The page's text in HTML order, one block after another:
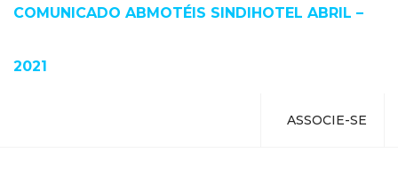
COMUNICADO ABMOTÉIS SINDIHOTEL ABRIL –
2021
ASSOCIE-SE